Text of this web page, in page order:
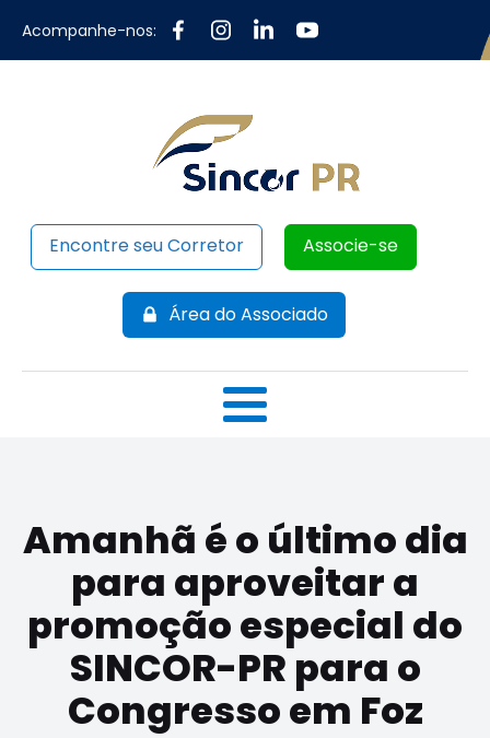
Acompanhe-nos:
Encontre seu Corretor Associe-se
Área do Associado
Amanhã é o último dia
para aproveitar a
promoção especial do
SINCOR-PR para o
Congresso em Foz